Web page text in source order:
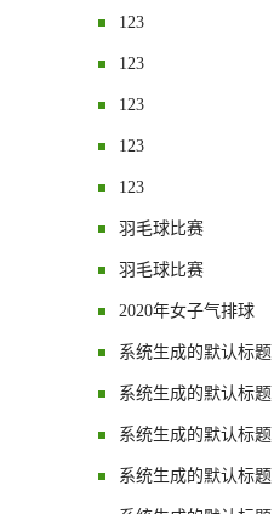
123
123
123
123
123
羽毛球比赛
羽毛球比赛
2020年女子气排球
系统生成的默认标题
系统生成的默认标题
系统生成的默认标题
系统生成的默认标题